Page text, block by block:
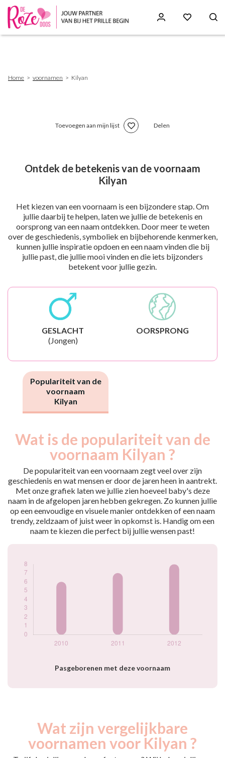
Home voornamen Kilyan
Toevoegen aan mijn lijst Delen
Ontdek de betekenis van de voornaam
Kilyan
Het kiezen van een voornaam is een bijzondere stap. Om
jullie daarbij te helpen, laten we jullie de betekenis en
oorsprong van een naam ontdekken. Door meer te weten
over de geschiedenis, symboliek en bijbehorende kenmerken,
kunnen jullie inspiratie opdoen en een naam vinden die bij
jullie past, die jullie mooi vinden en die iets bijzonders
betekent voor jullie gezin.
GESLACHT
(Jongen)
OORSPRONG
Populariteit van de
voornaam
Kilyan
Wat is de populariteit van de
voornaam Kilyan ?
De populariteit van een voornaam zegt veel over zijn
geschiedenis en wat mensen er door de jaren heen in aantrekt.
Met onze grafiek laten we jullie zien hoeveel baby's deze
naam in de afgelopen jaren hebben gekregen. Zo kunnen jullie
op een eenvoudige en visuele manier ontdekken of een naam
trendy, zeldzaam of juist weer in opkomst is. Handig om een
naam te kiezen die perfect bij jullie wensen past!
Pasgeborenen met deze voornaam
Popularité du
prénom Kilyan par
année
Année
Nouveaux-
nés
2011
7
2012
8
Wat zijn vergelijkbare
voornamen voor Kilyan ?